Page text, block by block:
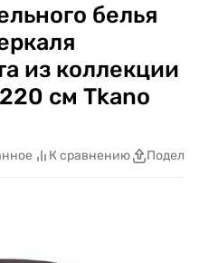
белья
из коллекции
см Tkano
К сравнению